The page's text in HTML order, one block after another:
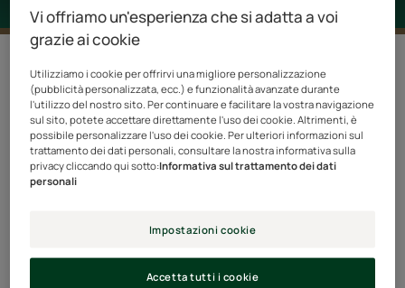
3 risultati "Tonucia"
Come la nostra pelle, i capelli e il cuoio capelluto non
sono immuni al passare del tempo. Diventano più sottili
e stanchi. Il rituale di giovinezza TONUCIA NATURAL
FILLER rimpolpa, ripristina la densità e idrata i capelli
origine vegetale, un estratto di semi di tamarindo
degradazione del collagene nel cuoio capelluto. Anche
Vi offriamo un'esperienza che si adatta a voi
grazie ai cookie
Utilizziamo i cookie per offrirvi una migliore personalizzazione
(pubblicità personalizzata, ecc.) e funzionalità avanzate durante
l'utilizzo del nostro sito. Per continuare e facilitare la vostra navigazione
sul sito, potete accettare direttamente l'uso dei cookie. Altrimenti, è
possibile personalizzare l'uso dei cookie. Per ulteriori informazioni sul
trattamento dei dati personali, consultare la nostra informativa sulla
privacy cliccando qui sotto:Informativa sul trattamento dei dati
personali
Impostazioni cookie
Accetta tutti i cookie